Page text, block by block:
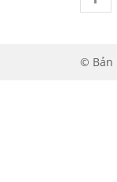
© Bản